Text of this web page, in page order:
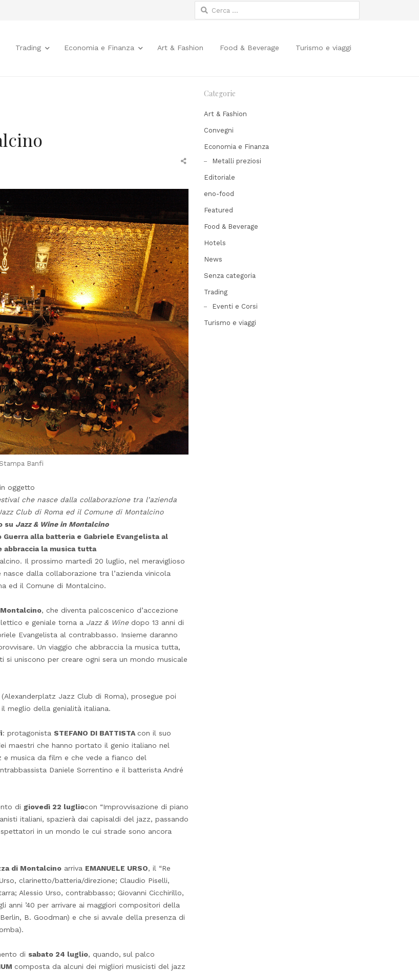
Ricerca
per:
Trading Economia e Finanza Art & Fashion Food & Beverage Turismo e viaggi
Share
Banfi
oggetto
che nasce dalla collaborazione tra l’azienda
Club di Roma ed il Comune di Montalcino
su Jazz & Wine in Montalcino
alla batteria e Gabriele Evangelista al
abbraccia la musica tutta
Il prossimo martedì 20 luglio, nel meraviglioso
dalla collaborazione tra l’azienda vinicola
ed il Comune di Montalcino.
, che diventa palcoscenico d’accezione
e geniale torna a Jazz & Winedopo 13 anni di
Evangelista al contrabbasso. Insieme daranno
Un viaggio che abbraccia la musica tutta,
uniscono per creare ogni sera un mondo musicale
(Alexanderplatz Jazz Club di Roma), prosegue poi
meglio della genialità italiana.
: protagonista STEFANO DI BATTISTA con il suo
maestri che hanno portato il genio italiano nel
musica da film e che vede a fianco del
Daniele Sorrentino e il batterista André
di giovedì 22 lugliocon “Improvvisazione di piano
italiani, spazierà dai capisaldi del jazz, passando
in un mondo le cui strade sono ancora
di Montalcino arriva EMANUELE URSO, il “Re
clarinetto/batteria/direzione; Claudio Piselli,
Alessio Urso, contrabbasso; Giovanni Cicchirillo,
anni ’40 per arrivare ai maggiori compositori della
B. Goodman) e che si avvale della presenza di
di sabato 24 luglio, quando, sul palco
composta da alcuni dei migliori musicisti del jazz
Categorie
Art & Fashion
Convegni
Economia e Finanza
Metalli preziosi
Editoriale
eno-food
Featured
Food & Beverage
Hotels
News
Senza categoria
Trading
Eventi e Corsi
Turismo e viaggi